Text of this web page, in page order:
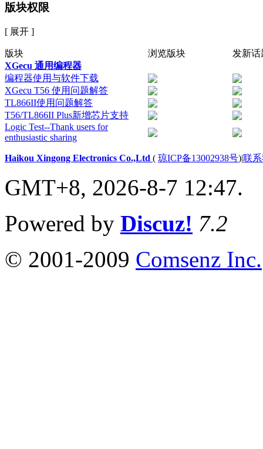
版块权限
[ 展开 ]
版块 浏览版块
发新话
XGecu 通用编程器
编程器使用与软件下载
XGecu T56 使用问题解答
TL866II使用问题解答
T56/TL866II Plus新增芯片支持
Logic Test--Thank users for
enthusiastic sharing
Haikou Xingong Electronics Co.,Ltd ( 琼ICP备13002938号)|联
GMT+8, 2026-8-7 12:47.
Powered by Discuz! 7.2
© 2001-2009 Comsenz Inc.